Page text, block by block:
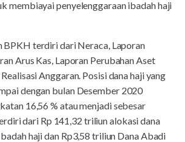
membiayai penyelenggaraan ibadah haji
BPKH terdiri dari Neraca, Laporan
Arus Kas, Laporan Perubahan Aset
Anggaran. Posisi dana haji yang
dengan bulan Desember 2020
16,56 % atau menjadi sebesar
dari Rp 141,32 triliun alokasi dana
haji dan Rp3,58 triliun Dana Abadi